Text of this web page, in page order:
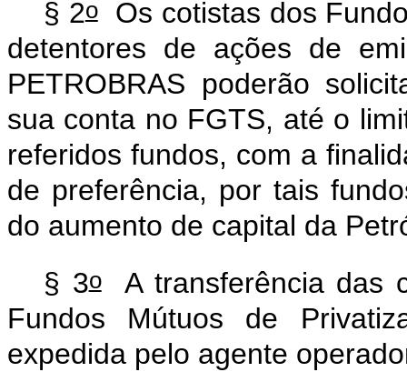
§ 2oOs cotistas dos
detentores de ações de
PETROBRAS poderão
sua conta no FGTS, até o
referidos fundos, com a
de preferência, por tais
do aumento de capital da
§ 3oA transferência das
Fundos Mútuos de
expedida pelo agente